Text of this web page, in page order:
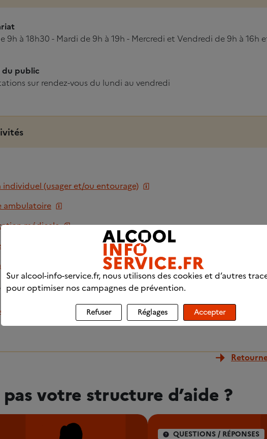
9h à 18h30 - Mardi de 9h à 19h - Mercredi et Vendredi de 9h à 16h
du public
sur rendez-vous du lundi au vendredi
individuel (usager et/ou entourage)
ambulatoire
médicale
et de parole
(usager et entourage)
éducatif
votre structure d’aide ?
QUESTIONS / RÉPONSES
Sur alcool-info-service.fr, nous utilisons des cookies et d’autres
pour optimiser nos campagnes de prévention.
Refuser Réglages Accepter